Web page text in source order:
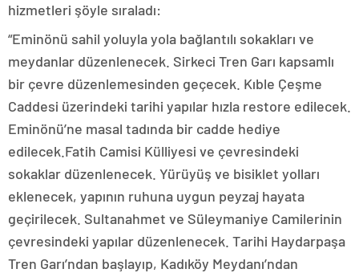
hizmetleri şöyle sıraladı:
“Eminönü sahil yoluyla yola bağlantılı sokakları ve
meydanlar düzenlenecek. Sirkeci Tren Garı kapsamlı
bir çevre düzenlemesinden geçecek. Kıble Çeşme
Caddesi üzerindeki tarihi yapılar hızla restore edilecek.
Eminönü’ne masal tadında bir cadde hediye
edilecek.Fatih Camisi Külliyesi ve çevresindeki
sokaklar düzenlenecek. Yürüyüş ve bisiklet yolları
eklenecek, yapının ruhuna uygun peyzaj hayata
geçirilecek. Sultanahmet ve Süleymaniye Camilerinin
çevresindeki yapılar düzenlenecek. Tarihi Haydarpaşa
Tren Garı’ndan başlayıp, Kadıköy Meydanı’ndan